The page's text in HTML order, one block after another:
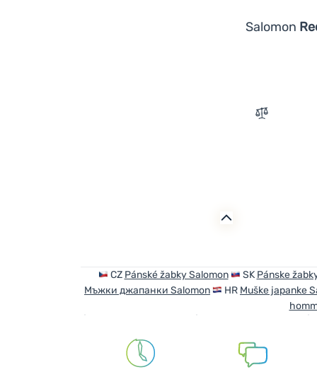
Salomon
Zum
CZ Pánské žabky Salomon SK Pánske
Мъжки джапанки Salomon
HR Muške japanke